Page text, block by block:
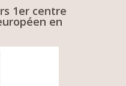
1er centre
en